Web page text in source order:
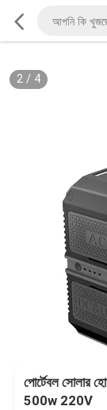
2/ 4
পোর্টেবল সোলার
500w 220V